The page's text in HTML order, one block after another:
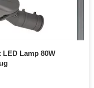
Lamp 80W